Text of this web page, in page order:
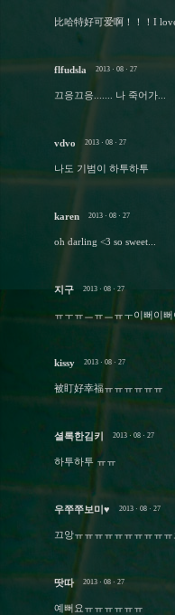
比哈特好可爱啊！！！I
flfudsla 2013 · 08 · 27
끄응끄응....... 나 죽어가...
vdvo 2013 · 08 · 27
나도 기범이 하투하투
karen 2013 · 08 · 27
oh darling <3 so sweet...
지구 2013 · 08 · 27
ㅠㅜㅠㅡㅠㅡㅠㅜ이뻐이
kissy 2013 · 08 · 27
被盯好幸福ㅠㅠㅠㅠㅠㅠ
셜록한김키 2013 · 08 · 27
하투하투 ㅠㅠ
우쭈쭈보미♥ 2013 · 08 · 27
끄앙ㅠㅠㅠㅠㅠㅠㅠㅠㅠ
땃따 2013 · 08 · 27
예뻐요ㅠㅠㅠㅠㅠㅠ